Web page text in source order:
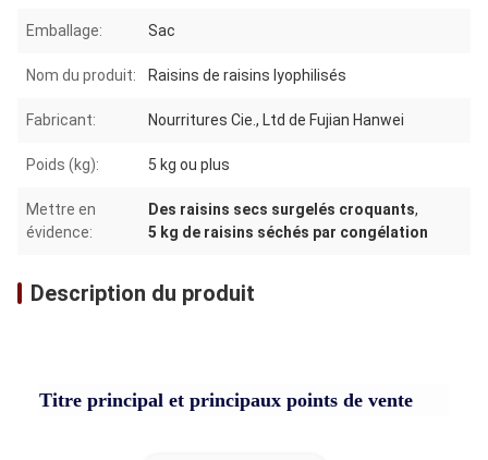
Emballage: Sac
Nom du produit: Raisins de raisins lyophilisés
Fabricant: Nourritures Cie., Ltd de Fujian Hanwei
Poids (kg): 5 kg ou plus
Mettre en
évidence:
Des raisins secs surgelés croquants,
5 kg de raisins séchés par congélation
Description du produit
Titre principal et principaux points de vente